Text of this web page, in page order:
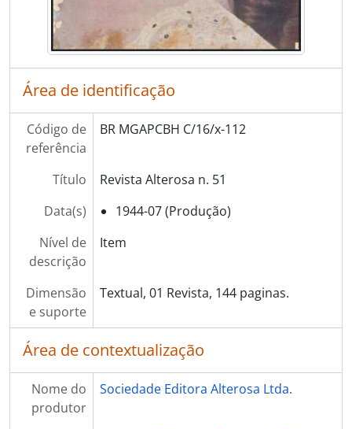
Área de identificação
Código de
referência
BR MGAPCBH C/16/x-112
Título
Revista Alterosa n. 51
Data(s)
1944-07 (Produção)
Nível de
descrição
Item
Dimensão
e suporte
Textual, 01 Revista, 144 paginas.
Área de contextualização
Nome do
produtor
Sociedade Editora Alterosa Ltda.